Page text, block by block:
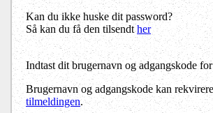
Kan du ikke huske dit password?
Så kan du få den tilsendther
Indtast dit brugernavn og adgangskode
Brugernavn og adgangskode kan
tilmeldingen.